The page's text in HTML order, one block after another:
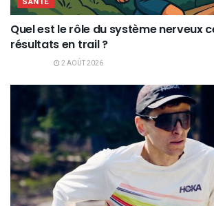
Quel est le rôle du système nerveux
résultats en trail ?
2 AOÛT 2026